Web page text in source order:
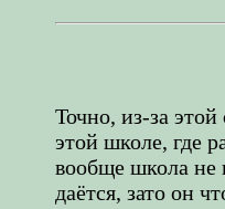
Точно, из-за
этой школе, где
вообще школа не
даётся, зато он